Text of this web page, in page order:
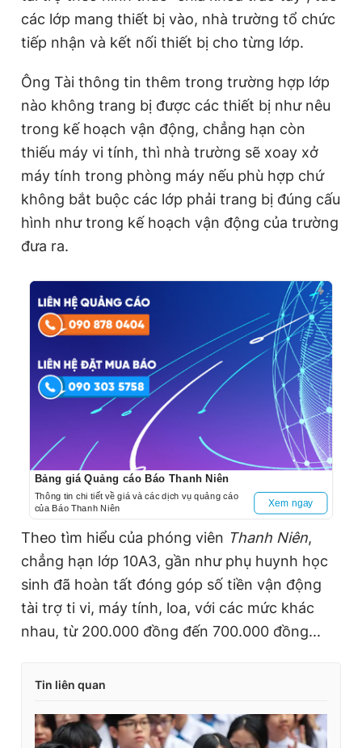
các lớp mang thiết bị vào, nhà trường tổ chức
tiếp nhận và kết nối thiết bị cho từng lớp.
Ông Tài thông tin thêm trong trường hợp lớp
nào không trang bị được các thiết bị như nêu
trong kế hoạch vận động, chẳng hạn còn
thiếu máy vi tính, thì nhà trường sẽ xoay xở
máy tính trong phòng máy nếu phù hợp chứ
không bắt buộc các lớp phải trang bị đúng cấu
hình như trong kế hoạch vận động của trường
đưa ra.
Bảng giá Quảng cáo Báo Thanh Niên
Thông tin chi tiết về giá và các dịch vụ quảng cáo
của Báo Thanh Niên
Xem ngay
Theo tìm hiểu của phóng viên Thanh Niên,
chẳng hạn lớp 10A3, gần như phụ huynh học
sinh đã hoàn tất đóng góp số tiền vận động
tài trợ ti vi, máy tính, loa, với các mức khác
nhau, từ 200.000 đồng đến 700.000 đồng...
Tin liên quan